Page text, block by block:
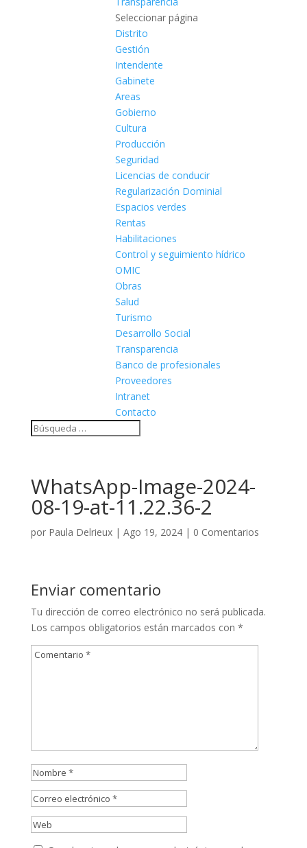
Seleccionar página
Distrito
Gestión
Intendente
Gabinete
Areas
Gobierno
Cultura
Producción
Seguridad
Licencias de conducir
Regularización Dominial
Espacios verdes
Rentas
Habilitaciones
Control y seguimiento hídrico
OMIC
Obras
Salud
Turismo
Desarrollo Social
Transparencia
Banco de profesionales
Proveedores
Intranet
Contacto
WhatsApp-Image-2024-
08-19-at-11.22.36-2
por Paula Delrieux| Ago 19, 2024| 0 Comentarios
Enviar comentario
Tu dirección de correo electrónico no será publicada.
Los campos obligatorios están marcados con *